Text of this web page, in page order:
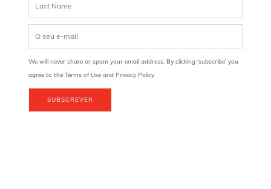
We will never share or spam your email address. By clicking 'subscribe' you
agree to the Terms of Use and Privacy Policy
SUBSCREVER